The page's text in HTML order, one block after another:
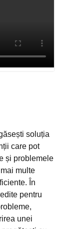
soluția
care pot
și problemele
multe
În
pentru
unei